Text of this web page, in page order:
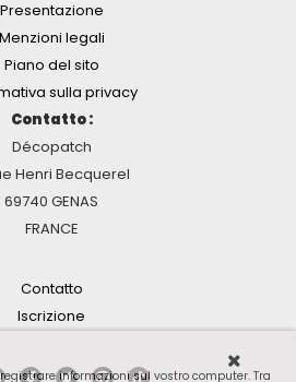
Presentazione
Menzioni legali
Piano del sito
sulla privacy
Contatto :
Décopatch
Henri Becquerel
69740 GENAS
FRANCE
Contatto
Iscrizione
informazioni sul vostro computer. Tra